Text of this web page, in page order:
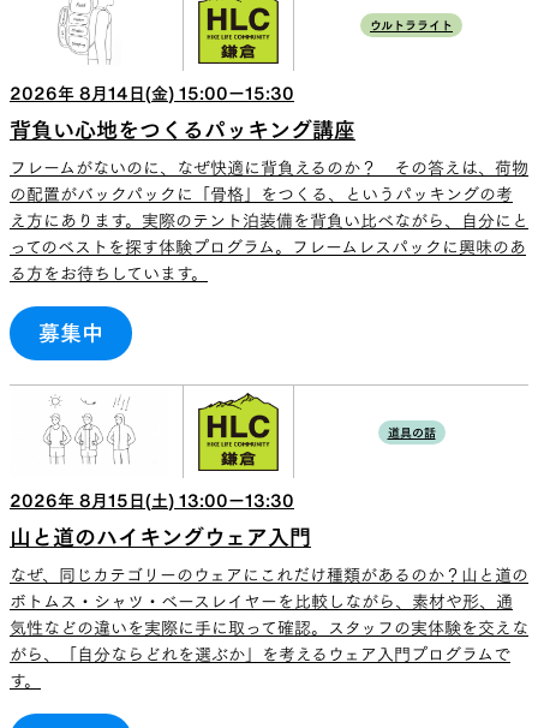
ウルトラライト
2026年 8 月 14 日(金) 15:00ー15:30
背負い心地をつくるパッキング講座
フレームがないのに、なぜ快適に背負えるのか？ その答えは、荷物
の配置がバックパックに「骨格」をつくる、というパッキングの考
え方にあります。実際のテント泊装備を背負い比べながら、自分にと
ってのベストを探す体験プログラム。フレームレスパックに興味のあ
る方をお待ちしています。
募集中
道具の話
2026年 8 月 15 日(土) 13:00ー13:30
山と道のハイキングウェア入門
なぜ、同じカテゴリーのウェアにこれだけ種類があるのか？山と道の
ボトムス・シャツ・ベースレイヤーを比較しながら、素材や形、通
気性などの違いを実際に手に取って確認。スタッフの実体験を交えな
がら、「自分ならどれを選ぶか」を考えるウェア入門プログラムで
す。